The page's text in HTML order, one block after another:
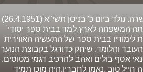
טוראי סבח שוראשי .בן ששון ושרה. נולד ביום כ' בניסן תשי"א (26.4.1951)
בעירק. בשנת 1951 עלתה המשפחה לארץ.למד בבית ספר יסודי
לימודיו בבית ספר של התעשיה האווירית
והלומד. שיחק כדורגל בקבוצת הנוער
אסף בולים ואהב להרכיב דגמי מטוסים.
לצה"ל.היה חייל טוב ,נאמן לחבריו,היה מוכן תמיד